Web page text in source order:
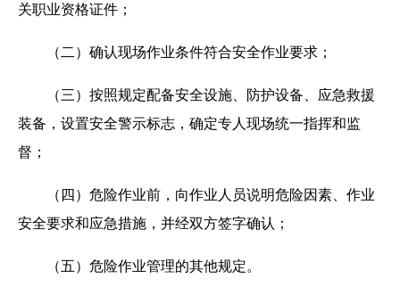
关职业资格证件；
（二）确认现场作业条件符合安全作业要求；
（三）按照规定配备安全设施、防护设备、应急救援
装备，设置安全警示标志，确定专人现场统一指挥和监
督；
（四）危险作业前，向作业人员说明危险因素、作业
安全要求和应急措施，并经双方签字确认；
（五）危险作业管理的其他规定。